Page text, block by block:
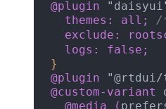
@plugin
  themes: all;
/
exclude:
  logs: false;
}
@plugin
@custom-variant
  @media
(